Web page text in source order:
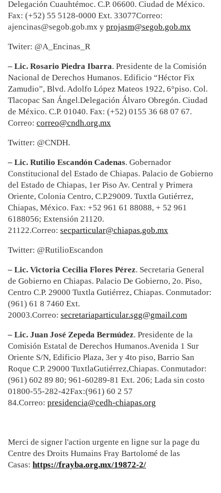
Delegación Cuauhtémoc. C.P. 06600. Ciudad de México.
Fax: (+52) 55 5128-0000 Ext. 33077Correo:
ajencinas@segob.gob.mx y projasm@segob.gob.mx
Twiter: @A_Encinas_R
– Lic. Rosario Piedra Ibarra. Presidente de la Comisión
Nacional de Derechos Humanos. Edificio “Héctor Fix
Zamudio”, Blvd. Adolfo López Mateos 1922, 6°piso. Col.
Tlacopac San Ángel.Delegación Álvaro Obregón. Ciudad
de México. C.P. 01040. Fax: (+52) 0155 36 68 07 67.
Correo: correo@cndh.org.mx
Twitter: @CNDH.
– Lic. Rutilio Escandón Cadenas. Gobernador
Constitucional del Estado de Chiapas. Palacio de Gobierno
del Estado de Chiapas, 1er Piso Av. Central y Primera
Oriente, Colonia Centro, C.P.29009. Tuxtla Gutiérrez,
Chiapas, México. Fax: +52 961 61 88088, + 52 961
6188056; Extensión 21120.
21122.Correo: secparticular@chiapas.gob.mx
Twitter: @RutilioEscandon
– Lic. Victoria Cecilia Flores Pérez. Secretaria General
de Gobierno en Chiapas. Palacio De Gobierno, 2o. Piso,
Centro C.P. 29000 Tuxtla Gutiérrez, Chiapas. Conmutador:
(961) 61 8 7460 Ext.
20003.Correo: secretariaparticular.sgg@gmail.com
– Lic. Juan José Zepeda Bermúdez. Presidente de la
Comisión Estatal de Derechos Humanos.Avenida 1 Sur
Oriente S/N, Edificio Plaza, 3er y 4to piso, Barrio San
Roque C.P. 29000 TuxtlaGutiérrez,Chiapas. Conmutador:
(961) 602 89 80; 961-60289-81 Ext. 206; Lada sin costo
01800-55-282-42Fax:(961) 60 2 57
84.Correo: presidencia@cedh-chiapas.org
Merci de signer l'action urgente en ligne sur la page du
Centre des Droits Humains Fray Bartolomé de las
Casas: https://frayba.org.mx/19872-2/